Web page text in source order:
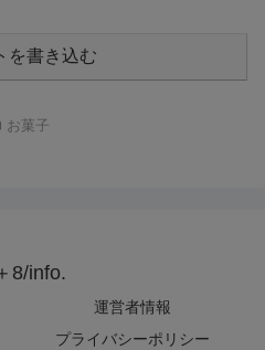
を書き込む
お菓子
8/info.
運営者情報
プライバシーポリシー